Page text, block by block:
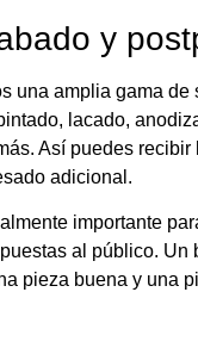
y
una amplia gama
lacado,
Así puedes
adicional.
importante
al público. Un
pieza buena y una